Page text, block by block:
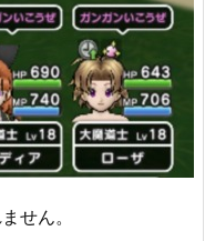
せん。